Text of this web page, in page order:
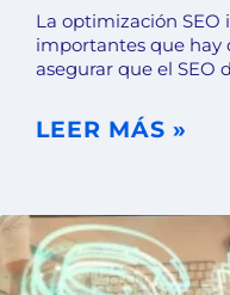
La optimización SEO
importantes que hay
asegurar que el SEO
LEER MÁS »